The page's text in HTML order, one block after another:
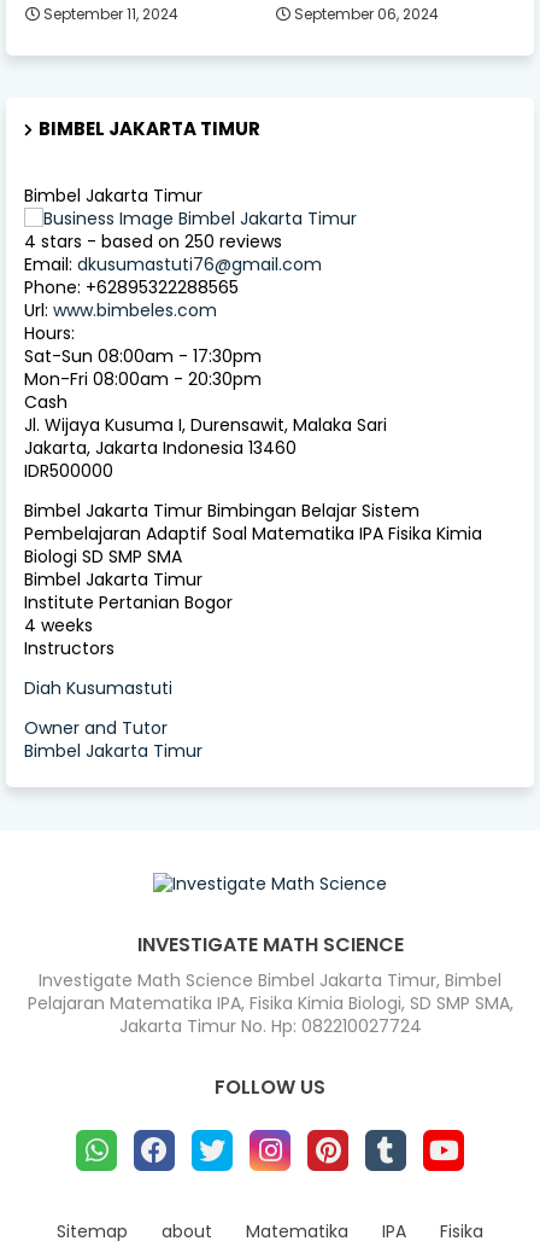
September 11, 2024 September 06, 2024
BIMBEL JAKARTA TIMUR
Bimbel Jakarta Timur
4 stars - based on 250 reviews
Email: dkusumastuti76@gmail.com
Phone: +62895322288565
Url: www.bimbeles.com
Hours:
Sat-Sun 08:00am - 17:30pm
Mon-Fri 08:00am - 20:30pm
Cash
Jl. Wijaya Kusuma I, Durensawit, Malaka Sari
Jakarta, Jakarta Indonesia 13460
IDR500000
Bimbel Jakarta Timur Bimbingan Belajar Sistem
Pembelajaran Adaptif Soal Matematika IPA Fisika Kimia
Biologi SD SMP SMA
Bimbel Jakarta Timur
Institute Pertanian Bogor
4 weeks
Instructors
Diah Kusumastuti
Owner and Tutor
Bimbel Jakarta Timur
INVESTIGATE MATH SCIENCE
Investigate Math Science Bimbel Jakarta Timur, Bimbel
Pelajaran Matematika IPA, Fisika Kimia Biologi, SD SMP SMA,
Jakarta Timur No. Hp: 082210027724
FOLLOW US
Sitemap about Matematika IPA Fisika